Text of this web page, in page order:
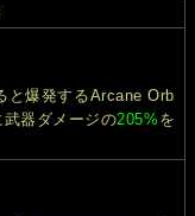
と爆発するArcane Orb
器ダメージの205% を